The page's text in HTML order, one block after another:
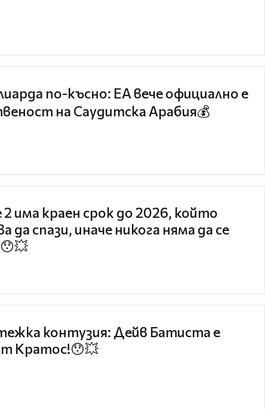
по-късно: EA вече официално е
на Саудитска Арабия💰
2 има краен срок до 2026, който
да спази, иначе никога няма да се
контузия: Дейв Батиста е
Кратос!😯💥